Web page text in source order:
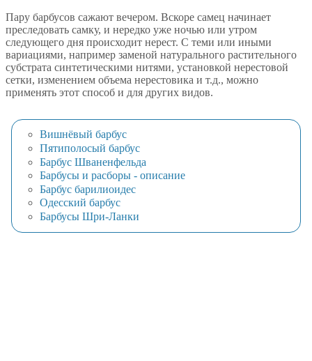
Пару барбусов сажают вечером. Вскоре самец начинает
преследовать самку, и нередко уже ночью или утром
следующего дня происходит нерест. С теми или иными
вариациями, например заменой натурального растительного
субстрата синтетическими нитями, установкой нерестовой
сетки, изменением объема нерестовика и т.д., можно
применять этот способ и для других видов.
Вишнёвый барбус
Пятиполосый барбус
Барбус Шваненфельда
Барбусы и расборы - описание
Барбус барилиоидес
Одесский барбус
Барбусы Шри-Ланки